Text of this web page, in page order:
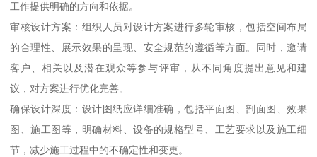
工作提供明确的方向和依据。
审核设计方案：组织人员对设计方案进行多轮审核，包括空间布局
的合理性、展示效果的呈现、安全规范的遵循等方面。同时，邀请
客户、相关以及潜在观众等参与评审，从不同角度提出意见和建
议，对方案进行优化完善。
确保设计深度：设计图纸应详细准确，包括平面图、剖面图、效果
图、施工图等，明确材料、设备的规格型号、工艺要求以及施工细
节，减少施工过程中的不确定性和变更。